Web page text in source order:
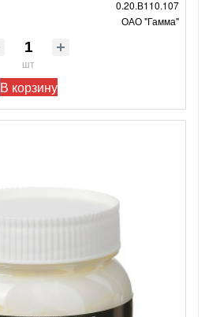
0.20.В110.107
ОАО "Гамма"
шт
В корзину